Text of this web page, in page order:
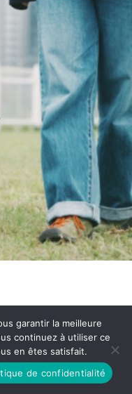
de Confidentialité
garantir la meilleure
continuez à utiliser ce
en êtes satisfait.
de confidentialité